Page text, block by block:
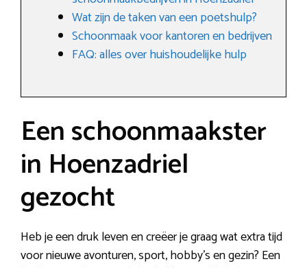
Wat zijn de taken van een poetshulp?
Schoonmaak voor kantoren en bedrijven
FAQ: alles over huishoudelijke hulp
Een schoonmaakster
in Hoenzadriel
gezocht
Heb je een druk leven en creëer je graag wat extra tijd
voor nieuwe avonturen, sport, hobby’s en gezin? Een